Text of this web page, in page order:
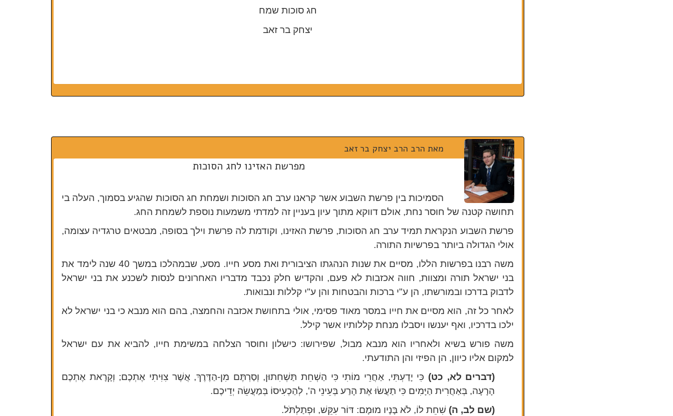
חג סוכות שמח
יצחק בר זאב
מאת הרב הרב יצחק בר זאב
מפרשת האזינו לחג הסוכות
הסמיכות בין פרשת השבוע אשר קראנו ערב חג הסוכות ושמחת חג הסוכות שהגיע בסמוך, העלה בי
תחושה קטנה של חוסר נחת, אולם דווקא מתוך עיון בעניין זה למדתי משמעות נוספת לשמחת החג.
פרשת השבוע הנקראת תמיד ערב חג הסוכות, פרשת האזינו, וקודמת לה פרשת וילך בסופה, מבטאים טרגדיה עצומה,
אולי הגדולה ביותר בפרשיות התורה.
משה רבנו בפרשות הללו, מסיים את שנות הנהגתו הציבורית ואת מסע חייו. מסע, שבמהלכו במשך 40 שנה לימד את
בני ישראל תורה ומצוות, חווה אכזבות לא פעם, והקדיש חלק נכבד מדבריו האחרונים לנסות לשכנע את בני ישראל
לדבוק בדרכו ובמורשתו, הן ע"י ברכות והבטחות והן ע"י קללות ונבואות.
לאחר כל זה, הוא מסיים את חייו במסר מאוד פסימי, אולי בתחושת אכזבה והחמצה, בהם הוא מנבא כי בני ישראל לא
ילכו בדרכיו, ואף יענשו ויסבלו מנחת קללותיו אשר קילל.
משה פורש בשיא ולאחריו הוא מנבא מבול, שפירושו: כישלון וחוסר הצלחה במשימת חייו, להביא את עם ישראל
למקום אליו כיוון, הן הפיזי והן התודעתי.
(דברים לא, כט) כִּי יָדַעְתִּי, אַחֲרֵי מוֹתִי כִּי הַשְׁחֵת תַּשְׁחִתוּן, וְסַרְתֶּם מִן-הַדֶּרֶךְ, אֲשֶׁר צִוִּיתִי אֶתְכֶם; וְקָרָאת אֶתְכֶם
הָרָעָה, בְּאַחֲרִית הַיָּמִים כִּי תַעֲשׂוּ אֶת הָרַע בְּעֵינֵי ה', לְהַכְעִיסוֹ בְּמַעֲשֵׂה יְדֵיכֶם.
(שם לב, ה) שִׁחֵת לוֹ, לֹא בָּנָיו מוּמָם: דּוֹר עִקֵּשׁ, וּפְתַלְתֹּל.